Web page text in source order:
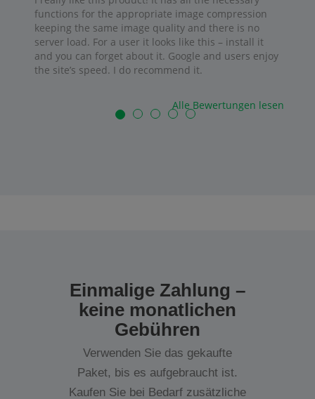
functions for the appropriate image compression
keeping the same image quality and there is no
server load. For a user it looks like this – install it
and you can forget about it. Google and users enjoy
the site’s speed. I do recommend it.
Alle Bewertungen lesen
Einmalige Zahlung –
keine monatlichen
Gebühren
Verwenden Sie das gekaufte
Paket, bis es aufgebraucht ist.
Kaufen Sie bei Bedarf zusätzliche